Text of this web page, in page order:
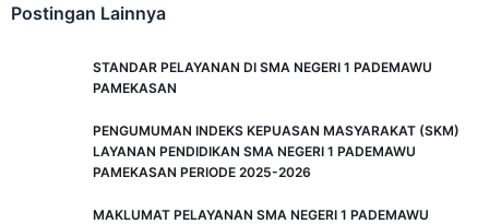
Postingan Lainnya
STANDAR PELAYANAN DI SMA NEGERI 1 PADEMAWU
PAMEKASAN
PENGUMUMAN INDEKS KEPUASAN MASYARAKAT (SKM)
LAYANAN PENDIDIKAN SMA NEGERI 1 PADEMAWU
PAMEKASAN PERIODE 2025-2026
MAKLUMAT PELAYANAN SMA NEGERI 1 PADEMAWU